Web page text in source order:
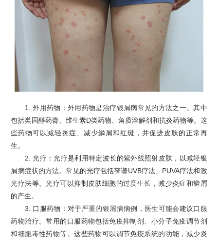
1. 外用药物：外用药物是治疗银屑病常见的方法之一。其中
包括类固醇药膏、维生素D类药物、角质溶解剂和抗炎药物等。这
些药物可以减轻炎症、减少鳞屑和红斑，并促进皮肤的正常再
生。
2. 光疗：光疗是利用特定波长的紫外线照射皮肤，以减轻银
屑病症状的方法。常见的光疗包括窄谱UVB疗法、PUVA疗法和激
光疗法等。光疗可以抑制皮肤细胞的过度生长，减少炎症和鳞屑
的产生。
3. 口服药物：对于严重的银屑病病例，医生可能会建议口服
药物治疗。常用的口服药物包括免疫抑制剂、小分子免疫调节剂
和细胞毒性药物等。这些药物可以调节免疫系统的功能，减少炎